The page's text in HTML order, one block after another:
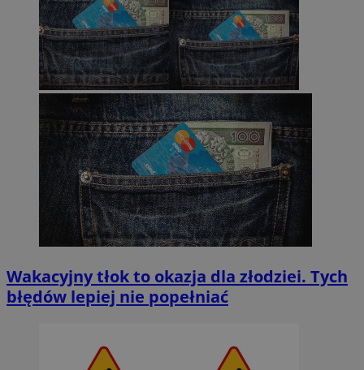
Wakacyjny tłok to okazja dla złodziei. Tych
błędów lepiej nie popełniać